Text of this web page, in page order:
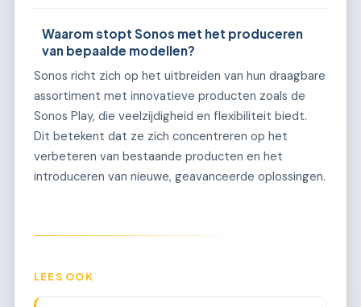
Waarom stopt Sonos met het produceren
van bepaalde modellen?
Sonos richt zich op het uitbreiden van hun draagbare
assortiment met innovatieve producten zoals de
Sonos Play, die veelzijdigheid en flexibiliteit biedt.
Dit betekent dat ze zich concentreren op het
verbeteren van bestaande producten en het
introduceren van nieuwe, geavanceerde oplossingen.
LEES OOK